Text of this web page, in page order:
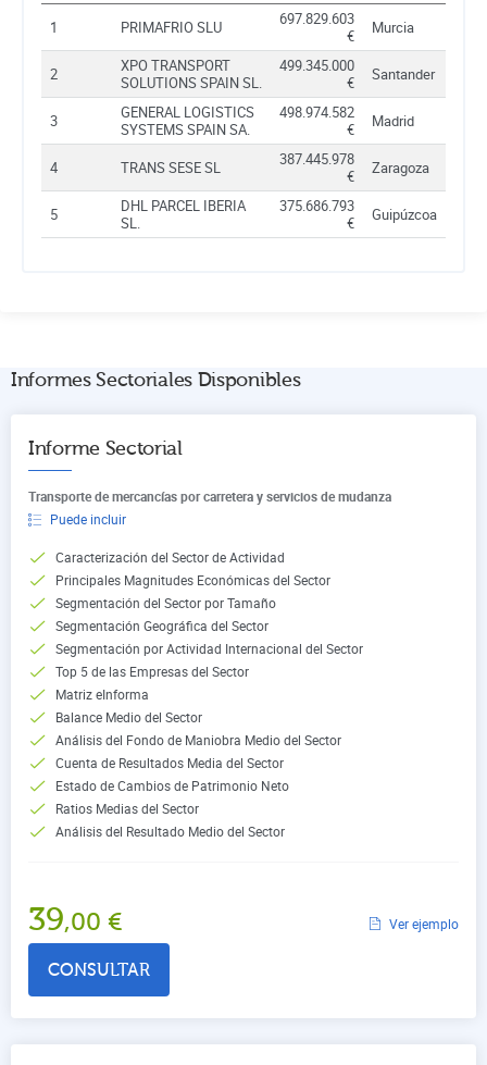
1 PRIMAFRIO SLU
697.829.603
€
Murcia
2
XPO TRANSPORT
SOLUTIONS SPAIN SL.
499.345.000
€
Santander
3
GENERAL LOGISTICS
SYSTEMS SPAIN SA.
498.974.582
€
Madrid
4 TRANS SESE SL
387.445.978
€
Zaragoza
5
DHL PARCEL IBERIA
SL.
375.686.793
€
Guipúzcoa
Informes Sectoriales Disponibles
Informe Sectorial
Transporte de mercancías por carretera y servicios de mudanza
Puede incluir
Caracterización del Sector de Actividad
Principales Magnitudes Económicas del Sector
Segmentación del Sector por Tamaño
Segmentación Geográfica del Sector
Segmentación por Actividad Internacional del Sector
Top 5 de las Empresas del Sector
Matriz eInforma
Balance Medio del Sector
Análisis del Fondo de Maniobra Medio del Sector
Cuenta de Resultados Media del Sector
Estado de Cambios de Patrimonio Neto
Ratios Medias del Sector
Análisis del Resultado Medio del Sector
39,00 € Ver ejemplo
CONSULTAR